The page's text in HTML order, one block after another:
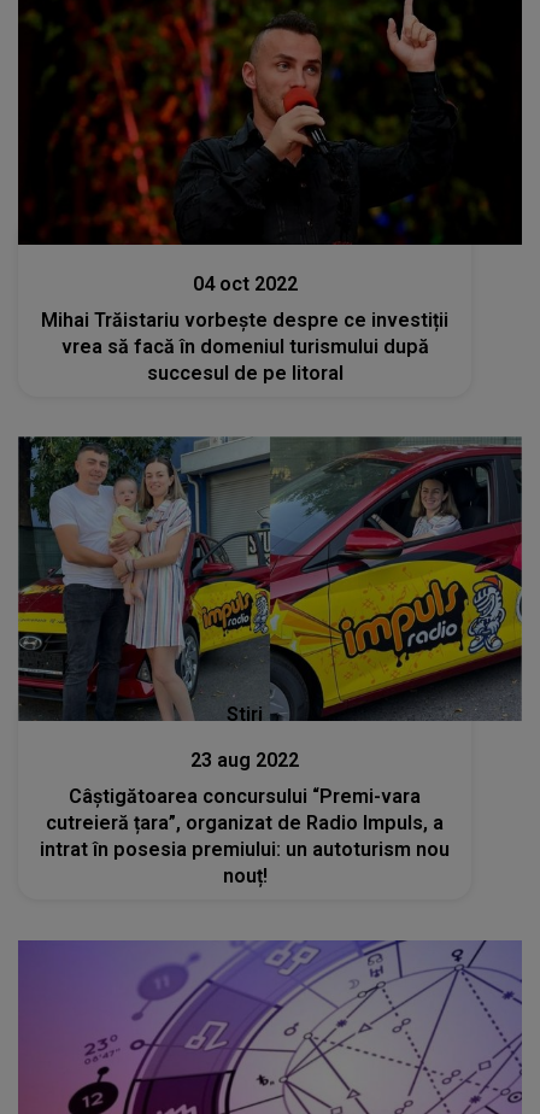
04 oct 2022
Mihai Trăistariu vorbește despre ce investiții
vrea să facă în domeniul turismului după
succesul de pe litoral
Stiri
23 aug 2022
Câștigătoarea concursului “Premi-vara
cutreieră țara”, organizat de Radio Impuls, a
intrat în posesia premiului: un autoturism nou
nouț!